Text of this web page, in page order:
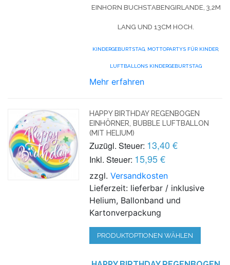
EINHORN BUCHSTABENGIRLANDE, 3,2M
LANG UND 13CM HOCH.
KINDERGEBURTSTAG MOTTOPARTYS FÜR KINDER
LUFTBALLONS KINDERGEBURTSTAG
Mehr erfahren
HAPPY BIRTHDAY REGENBOGEN
EINHÖRNER, BUBBLE LUFTBALLON
(MIT HELIUM)
Zuzügl. Steuer: 13,40 €
Inkl. Steuer: 15,95 €
zzgl.Versandkosten
Lieferzeit: lieferbar / inklusive
Helium, Ballonband und
Kartonverpackung
PRODUKTOPTIONEN WÄHLEN